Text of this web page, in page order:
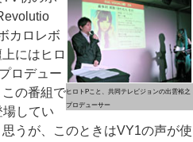
ヒロトPこと、共同テレビジョンの出雲裕之
プロデューサー
カロレボ
にはヒロ
ロデュー
の番組で
してい
うが、このときはVY1の声が使